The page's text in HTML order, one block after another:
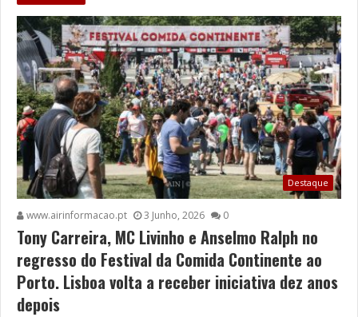
Destaque
www.airinformacao.pt 3 Junho, 2026 0
Tony Carreira, MC Livinho e Anselmo Ralph no
regresso do Festival da Comida Continente ao
Porto. Lisboa volta a receber iniciativa dez anos
depois